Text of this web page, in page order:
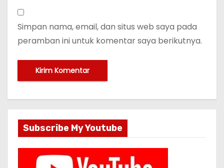
Simpan nama, email, dan situs web saya pada
peramban ini untuk komentar saya berikutnya.
Subscribe My Youtube